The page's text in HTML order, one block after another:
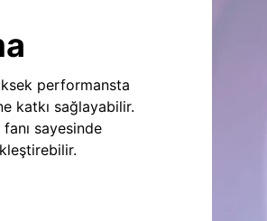
performansta
katkı sağlayabilir.
sayesinde